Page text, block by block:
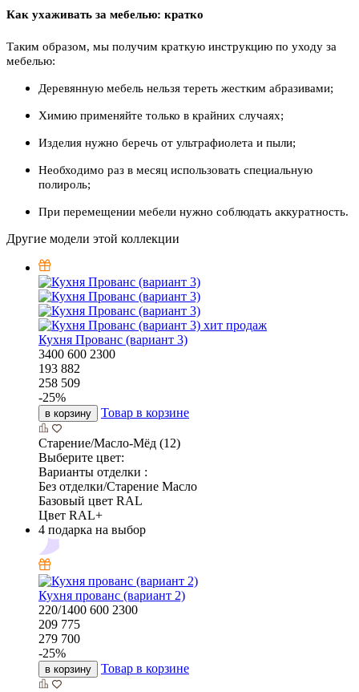
Как ухаживать за мебелью: кратко
Таким образом, мы получим краткую инструкцию по уходу за
мебелью:
Деревянную мебель нельзя тереть жестким абразивами;
Химию применяйте только в крайних случаях;
Изделия нужно беречь от ультрафиолета и пыли;
Необходимо раз в месяц использовать специальную
полироль;
При перемещении мебели нужно соблюдать аккуратность.
Другие модели этой коллекции
хит продаж
Кухня Прованс (вариант 3)
3400 600 2300
193 882
258 509
-25%
в корзину Товар в корзине
Старение/Масло-Мёд (12)
Выберите цвет:
Варианты отделки :
Без отделки/Старение Масло
Базовый цвет RAL
Цвет RAL+
4 подарка на выбор
Кухня прованс (вариант 2)
220/1400 600 2300
209 775
279 700
-25%
в корзину Товар в корзине